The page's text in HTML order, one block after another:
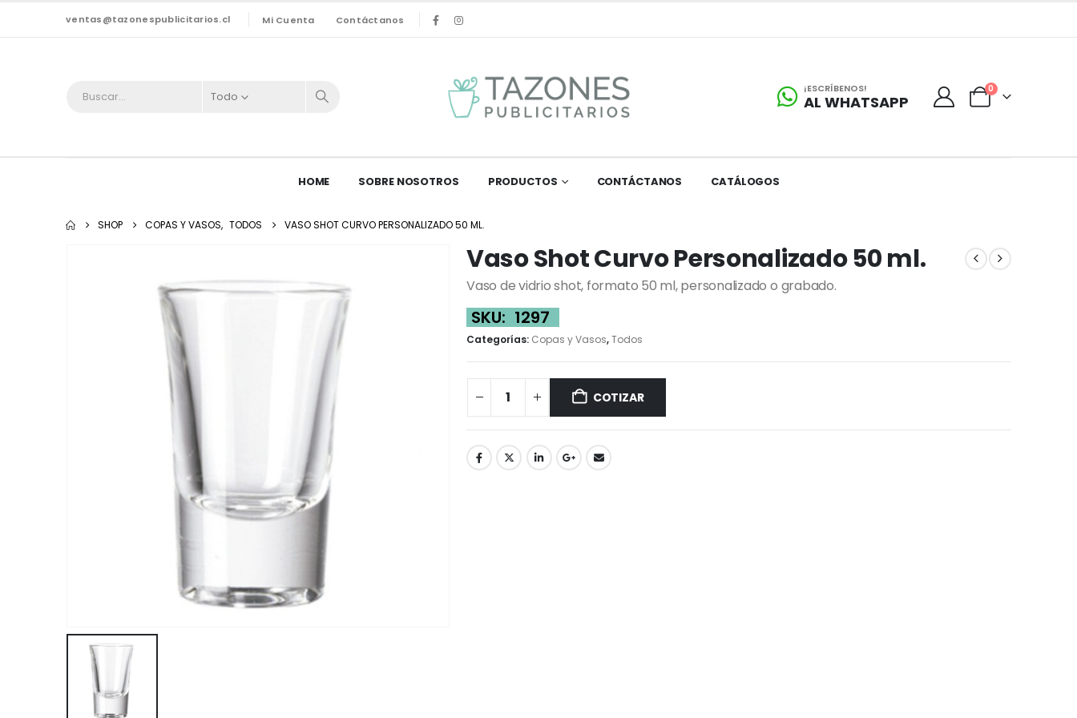
ventas@tazonespublicitarios.cl Mi Cuenta Contáctanos
Todo
¡ESCRÍBENOS!
AL WHATSAPP
0
HOME SOBRE NOSOTROS PRODUCTOS CONTÁCTANOS CATÁLOGOS
SHOP COPAS Y VASOS, TODOS VASO SHOT CURVO PERSONALIZADO 50 ML.
Vaso Shot Curvo Personalizado 50 ml.
Vaso de vidrio shot, formato 50 ml, personalizado o grabado.
SKU: 1297
Categorías: Copas y Vasos,Todos
COTIZAR